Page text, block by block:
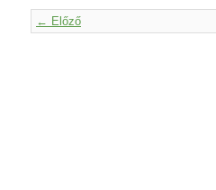
← Előző